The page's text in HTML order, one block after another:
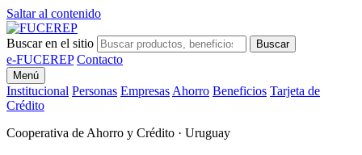
Saltar al contenido
Buscar en el sitio Buscar
e-FUCEREP Contacto
Menú
Institucional Personas Empresas Ahorro Beneficios Tarjeta de
Crédito
Cooperativa de Ahorro y Crédito · Uruguay